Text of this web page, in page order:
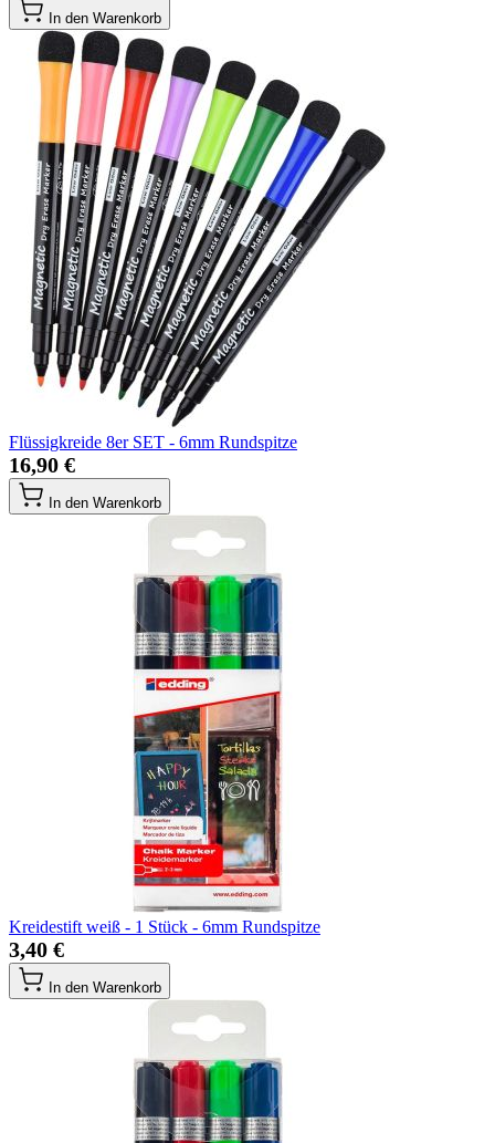
In den Warenkorb
Flüssigkreide 8er SET - 6mm Rundspitze
16,90 €
In den Warenkorb
Kreidestift weiß - 1 Stück - 6mm Rundspitze
3,40 €
In den Warenkorb